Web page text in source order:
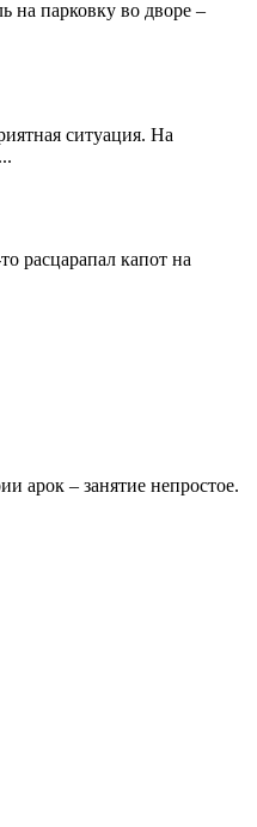
на парковку во дворе –
ситуация. На
расцарапал капот на
арок – занятие непростое.